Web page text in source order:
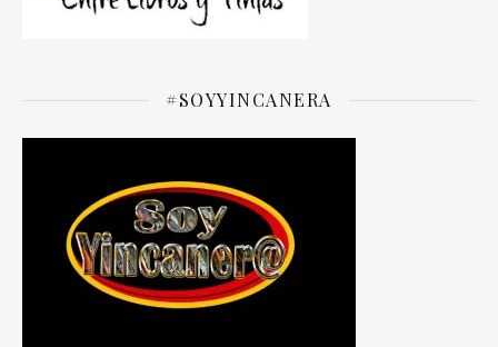
#SOYYINCANERA